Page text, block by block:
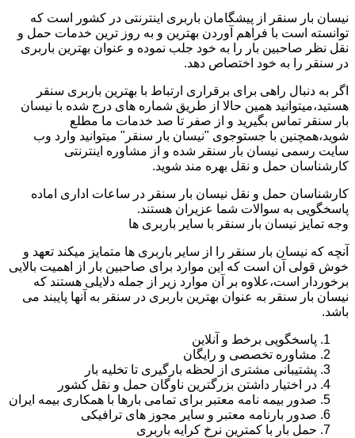
نیسان بار سنقر از پیشگامان باربری اینترنتی در کشور است که
توانسته است با فراهم آوردن بهترین و به روز ترین خدمات حمل و
نقل نظر صاحبین بار را به خود جلب نموده و عنوان بهترین باربری
در سنقر را به خود اختصاص دهد.
اگر به دنبال راهی برای برقراری ارتباط با بهترین باربری سنقر
هستید،میتوانید همین حالا از طریق شماره های درج شده با نیسان
بار سنقر تماس بگیرید و از صفر تا صد خدمات ما مطلع
شوید،همچنین با جستوجوی "نیسان بار سنقر" میتوانید وارد وب
سایت رسمی نیسان بار سنقر شده و از مشاوره اینترنتی
کارشناسان حمل و نقل بهره مند شوید.
کارشناسان حمل و نقل نیسان بار سنقر در ساعات اداری اماده
پاسخگویی به سوالات شما عزیران هستند.
وجه تمایز نیسان بار سنقر با سایر باربری ها
آنچه که نیسان بار سنقر را از سایر باربری ها متمایز میکند تعهد و
خوش قولی آن است که این موارد برای صاحبین بار از اهمیت بالایی
برخوردار است،علاوه بر آن موارد زیر از جمله دلایلی هستند که
نیسان بار سنقر به عنوان بهترین باربری در سنقر به آنها پایبند می
باشد.
پاسخگویی برخط و آنلاین
مشاوره تخصصی و رایگان
پشتیبانی مشتری از لحظه بارگیری تا تخلیه بار
در اختیار داشتن بزرگترین ناوگان حمل و نقل کشور
صدور بیمه نامه معتبر برای تمامی بارها با همکاری بیمه ایران
صدور بارنامه معتبر و سایر مجوز های ترافیکی
حمل بار با کمترین نرخ کرایه باربری